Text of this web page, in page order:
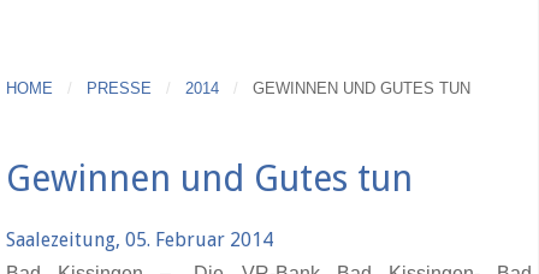
HOME PRESSE 2014 GEWINNEN UND GUTES TUN
Gewinnen und Gutes tun
Saalezeitung, 05. Februar 2014